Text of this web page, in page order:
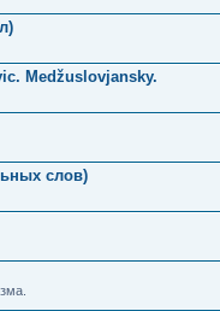
Medžuslovjansky.
слов)